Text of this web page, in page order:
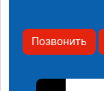
Позвонить